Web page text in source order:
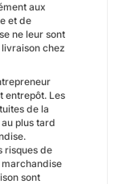
aux
et de
ne leur sont
chez
entrepôt. Les
de la
plus tard
risques de
sont